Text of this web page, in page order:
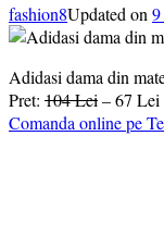
fashion8Updated on
Adidasi dama din
Pret: 104 Lei– 67 Lei
Comanda online pe